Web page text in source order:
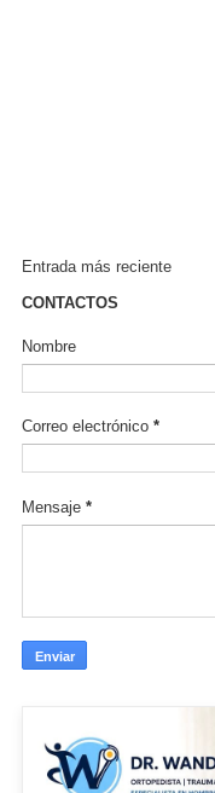
Entrada más reciente
CONTACTOS
Nombre
Correo electrónico *
Mensaje *